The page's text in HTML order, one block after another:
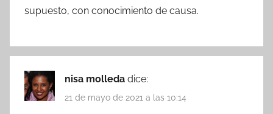
supuesto, con conocimiento de causa.
nisa molleda dice:
21 de mayo de 2021 a las 10:14